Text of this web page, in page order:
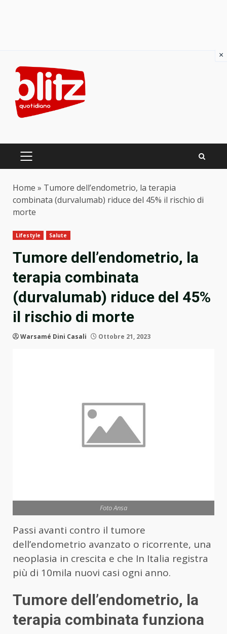
content
PRIMARY
Home » Tumore dell’endometrio, la terapia
combinata (durvalumab) riduce del 45% il rischio di
morte
Lifestyle Salute
Tumore dell’endometrio, la
terapia combinata
(durvalumab) riduce del 45%
il rischio di morte
Warsamé Dini Casali Ottobre 21, 2023
Foto Ansa
Passi avanti contro il tumore
dell’endometrio avanzato o ricorrente, una
neoplasia in crescita e che In Italia registra
più di 10mila nuovi casi ogni anno.
Tumore dell’endometrio, la
terapia combinata funziona
×